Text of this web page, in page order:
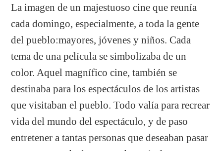
La imagen de un majestuoso cine que reunía
cada domingo, especialmente, a toda la gente
del pueblo:mayores, jóvenes y niños. Cada
tema de una película se simbolizaba de un
color. Aquel magnífico cine, también se
destinaba para los espectáculos de los artistas
que visitaban el pueblo. Todo valía para recrear
vida del mundo del espectáculo, y de paso
entretener a tantas personas que deseaban pasar